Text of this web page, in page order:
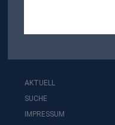
AKTUELL
SUCHE
IMPRESSUM